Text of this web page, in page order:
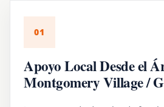
01
Apoyo Local Desde el
Montgomery Village /